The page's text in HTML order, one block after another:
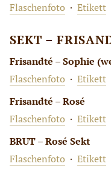
Flaschenfoto · Etikett
SEKT –
Frisandté – Sophie
Flaschenfoto · Etikett
Frisandté – Rosé
Flaschenfoto · Etikett
BRUT – Rosé Sekt
Flaschenfoto · Etikett